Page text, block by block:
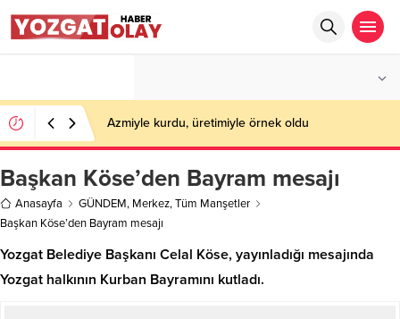
Azmiyle kurdu, üretimiyle örnek oldu
Başkan Köse’den Bayram mesajı
Anasayfa GÜNDEM, Merkez,Tüm Manşetler
Başkan Köse’den Bayram mesajı
Yozgat Belediye Başkanı Celal Köse, yayınladığı mesajında
Yozgat halkının Kurban Bayramını kutladı.